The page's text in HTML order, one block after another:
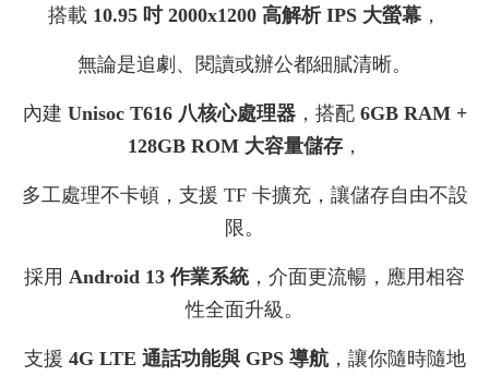
搭載 10.95 吋 2000x1200 高解析 IPS 大螢幕 ，
無論是追劇、閱讀或辦公都細膩清晰。
內建 Unisoc T616 八核心處理器，搭配 6GB RAM +
128GB ROM 大容量儲存，
多工處理不卡頓，支援 TF 卡擴充，讓儲存自由不設
限。
採用 Android 13 作業系統，介面更流暢，應用相容
性全面升級。
支援 4G LTE 通話功能與 GPS 導航，讓你隨時隨地